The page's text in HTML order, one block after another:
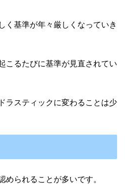
く基準が年々厳しくなっていき
こるたびに基準が見直されてい
ラスティックに変わることは少
められることが多いです。